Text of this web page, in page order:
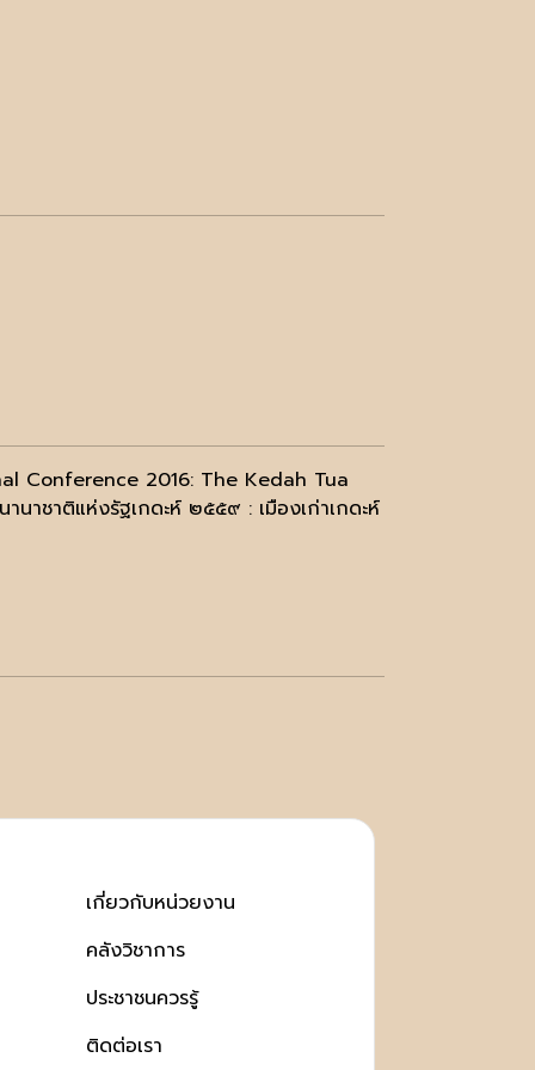
Conference 2016: The Kedah Tua
าชาติแห่งรัฐเกดะห์ ๒๕๕๙ : เมืองเก่าเกดะห์
เกี่ยวกับหน่วยงาน
คลังวิชาการ
ประชาชนควรรู้
ติดต่อเรา